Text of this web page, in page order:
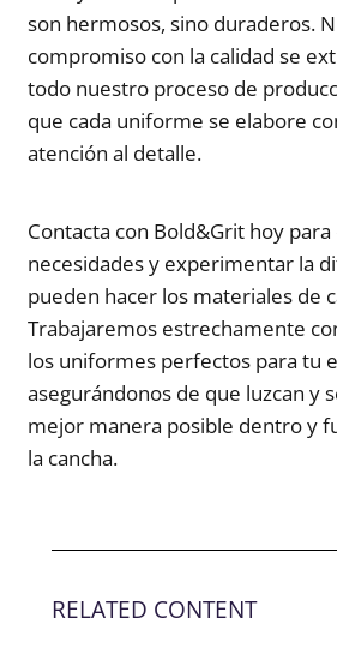
son hermosos, sino duraderos.
compromiso con la calidad se
todo nuestro proceso de
que cada uniforme se elabore
atención al detalle.
Contacta con Bold&Grit hoy
necesidades y experimentar la
pueden hacer los materiales de
Trabajaremos estrechamente
los uniformes perfectos para tu
asegurándonos de que luzcan y
mejor manera posible dentro y
la cancha.
RELATED CONTENT